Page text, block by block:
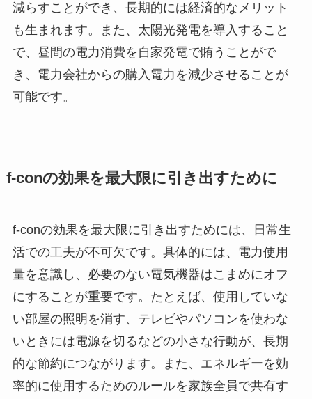
減らすことができ、長期的には経済的なメリット
も生まれます。また、太陽光発電を導入すること
で、昼間の電力消費を自家発電で賄うことがで
き、電力会社からの購入電力を減少させることが
可能です。
f-conの効果を最大限に引き出すために
f-conの効果を最大限に引き出すためには、日常生
活での工夫が不可欠です。具体的には、電力使用
量を意識し、必要のない電気機器はこまめにオフ
にすることが重要です。たとえば、使用していな
い部屋の照明を消す、テレビやパソコンを使わな
いときには電源を切るなどの小さな行動が、長期
的な節約につながります。また、エネルギーを効
率的に使用するためのルールを家族全員で共有す